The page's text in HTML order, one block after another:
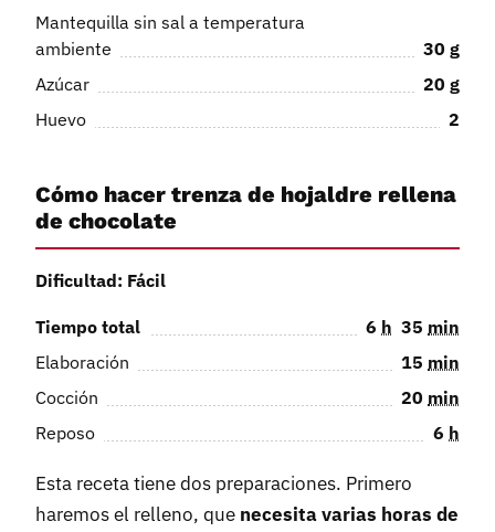
Mantequilla sin sal a temperatura
ambiente
30 g
Azúcar
20 g
Huevo
2
Cómo hacer trenza de hojaldre rellena
de chocolate
Dificultad: Fácil
Tiempo total 6 h 35 min
Elaboración
15 min
Cocción
20 min
Reposo
6 h
Esta receta tiene dos preparaciones. Primero
haremos el relleno, que necesita varias horas de